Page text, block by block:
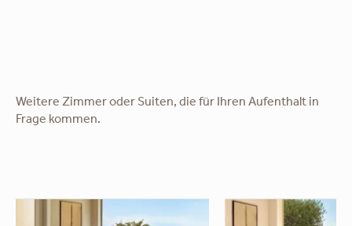
Weitere Zimmer oder Suiten, die für Ihren Aufenthalt in
Frage kommen.